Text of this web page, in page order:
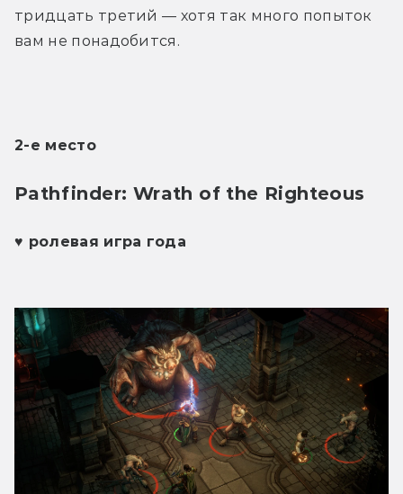
тридцать третий — хотя так много попыток
вам не понадобится.
2-е место
Pathfinder: Wrath of the Righteous
♥ ролевая игра года